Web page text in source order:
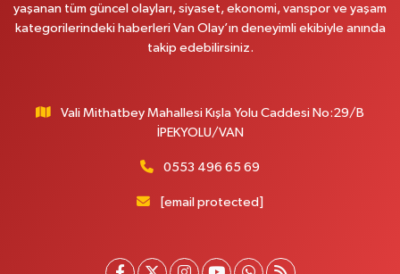
Koç Eczanesi
Engin Eczanesi
Beyazıt Mahallesi, Zeylan Caddesi No:46 A Erciş Van
Yol Tarifi Al
Muhammed Eczanesi
0 (432) 712 22 87 Yol Tarifi Al
yaşanan tüm güncel olayları, siyaset, ekonomi, vanspor ve yaşam
kategorilerindeki haberleri Van Olay’ın deneyimli ekibiyle anında
takip edebilirsiniz.
Vali Mithatbey Mahallesi Kışla Yolu Caddesi No:29/B
İPEKYOLU/VAN
0553 496 65 69
[email protected]